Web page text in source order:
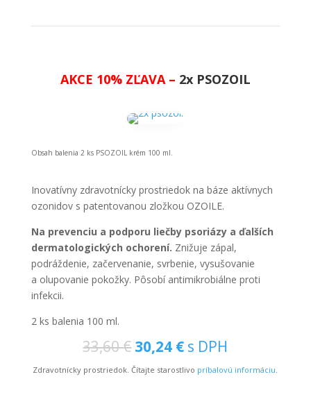
AKCE 10% ZĽAVA – 2x PSOZOIL
Obsah balenia 2 ks PSOZOIL krém 100 ml.
Inovatívny zdravotnícky prostriedok na báze aktívnych
ozonidov s patentovanou zložkou OZOILE.
Na prevenciu a podporu liečby psoriázy a ďalších
dermatologických ochorení. Znižuje zápal,
podráždenie, začervenanie, svrbenie, vysušovanie
a olupovanie pokožky. Pôsobí antimikrobiálne proti
infekcii.
2 ks balenia 100 ml.
33,60€Original
price
was:
30,24 €Current
is:
s DPH
Zdravotnícky prostriedok. Čítajte starostlivo príbalovú informáciu.